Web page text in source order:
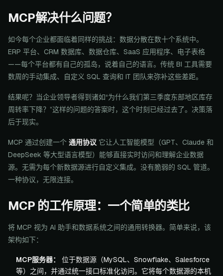
MCP解决什么问题？
如今每个企业都面临着同样的挑战：数据分散在数十个系统中。
ERP 平台、CRM 数据库、数据仓库、SaaS 应用程序、电子表格
——每个平台都有自己的孤岛，说着自己的语言。传统 BI 工具需要
数周的手动集成、自定义 SQL 查询和 IT 团队来弥补这些差距。
结果呢？当企业领导者得到诸如“为什么我们第三季度东部地区库存
周转率下降？”这样的问题的答案时，这个时刻已经过去了。决策落
后于现实。
MCP 通过创建一个 通用协议 它让人工智能模型（GPT、Claude 和
DeepSeek 等大型语言模型）能够直接实时访问和理解企业数据
源。无需为每个新数据源进行自定义集成。没有脆弱的 SQL 管道。
一种协议，无限连接。
MCP 的工作原理：一个简单的类比
将 MCP 视为 AI 助手和数据系统之间的通用转换器。简单来说，该
架构如下：
MCP服务器：
位于数据源（MySQL、Snowflake、Salesforce
等）之间，并通过统一接口标准化访问。它将每个数据源的本机